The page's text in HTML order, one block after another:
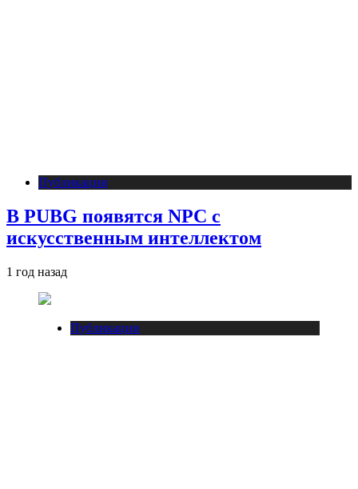
Публикации
В PUBG появятся NPC с
искусственным интеллектом
1 год назад
Публикации